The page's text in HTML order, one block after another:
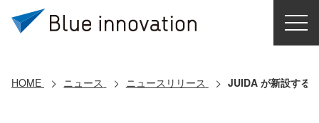
HOME ニュース ニュースリリース JUIDA が新設する